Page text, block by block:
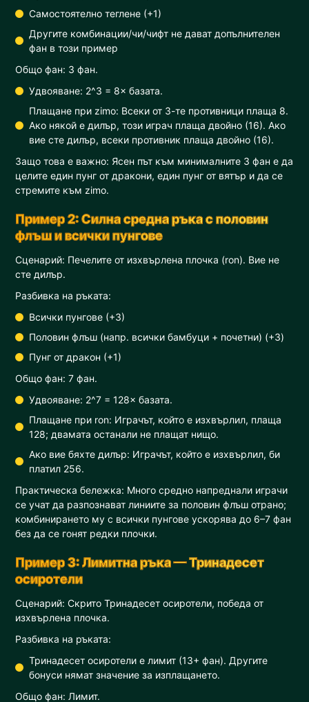
Самостоятелно теглене (+1)
Другите комбинации/чи/чифт не дават допълнителен
фан в този пример
Общо фан: 3 фан.
Удвояване: 2^3 = 8× базата.
Плащане при zimo: Всеки от 3-те противници плаща 8.
Ако някой е дилър, този играч плаща двойно (16). Ако
вие сте дилър, всеки противник плаща двойно (16).
Защо това е важно: Ясен път към минималните 3 фан е да
целите един пунг от дракони, един пунг от вятър и да се
стремите към zimo.
Пример 2: Силна средна ръка с половин
флъш и всички пунгове
Сценарий: Печелите от изхвърлена плочка (ron). Вие не
сте дилър.
Разбивка на ръката:
Всички пунгове (+3)
Половин флъш (напр. всички бамбуци + почетни) (+3)
Пунг от дракон (+1)
Общо фан: 7 фан.
Удвояване: 2^7 = 128× базата.
Плащане при ron: Играчът, който е изхвърлил, плаща
128; двамата останали не плащат нищо.
Ако вие бяхте дилър: Играчът, който е изхвърлил, би
платил 256.
Практическа бележка: Много средно напреднали играчи
се учат да разпознават линиите за половин флъш отрано;
комбинирането му с всички пунгове ускорява до 6–7 фан
без да се гонят редки плочки.
Пример 3: Лимитна ръка — Тринадесет
осиротели
Сценарий: Скрито Тринадесет осиротели, победа от
изхвърлена плочка.
Разбивка на ръката:
Тринадесет осиротели е лимит (13+ фан). Другите
бонуси нямат значение за изплащането.
Общо фан: Лимит.